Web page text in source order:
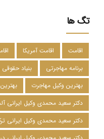
تگ ها
اقامت اقامت آمریکا
برنامه مهاجرتی
بنیاد
بهترین وکیل مهاجرت
دکتر سعید محمدی وکیل ایرانی
دکتر سعید محمدی وکیل ایرانی